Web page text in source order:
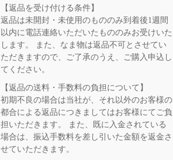
【返品を受け付ける条件】
返品は未開封・未使用のもののみ到着後1週間
以内に電話連絡いただいたもののみお受けいた
します。 また、なま物は返品不可とさせてい
ただきますので、ご了承のうえ、ご購入申込し
てください。
【返品の送料・手数料の負担について】
初期不良の場合は当社が、それ以外のお客様の
都合による返品につきましてはお客様にてご負
担いただきます。 また、既に入金されている
場合は、振込手数料を差し引いた金額を返金さ
せていただきます。